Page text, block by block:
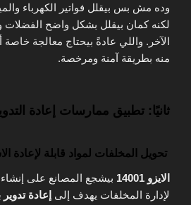
وده مش بس بيقلل فواتير الكهرباء
لكنه كمان بيقلل بشكل واضح الفضلات
الآخر. واللي عادةً بيحتاج معالجة
منه بطريقة آمنة ومرخصة.
ثانيًا: تطبيق ممارسات إعادة
تحويل المخلفات لمواد قابلة لإعادة
الايزو 14001
بيشجع المصانع على
لإدارة المخلفات يهدف إلى إعادة تدوير